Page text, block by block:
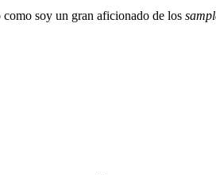
soy un gran aficionado de los